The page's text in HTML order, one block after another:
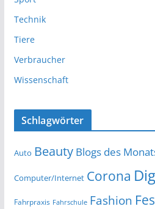
Technik
Tiere
Verbraucher
Wissenschaft
Schlagwörter
Auto Beauty Blogs des
Computer/Internet Corona
Fahrpraxis Fahrschule Fashion